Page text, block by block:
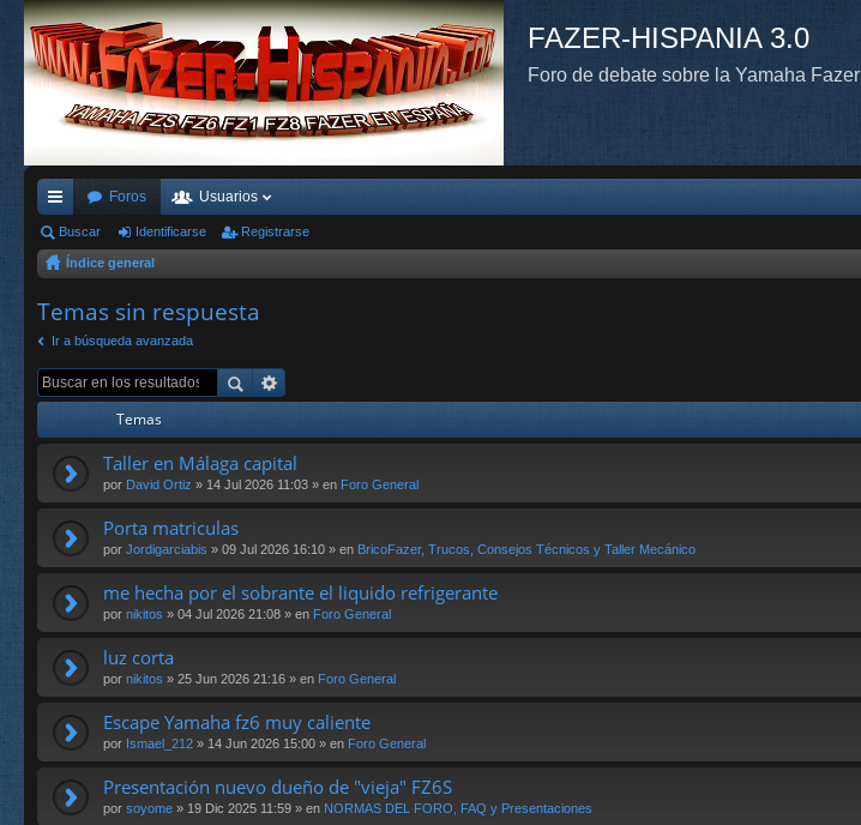
FAZER-HISPANIA 3.0
Foro de debate sobre la Yamaha Fazer
nl
ac
es
rá
pi
Foros Usuarios
Buscar Identificarse Registrarse
Índice general
Temas sin respuesta
Ir a búsqueda avanzada
Temas
Taller en Málaga capital
por David Ortiz » 14 Jul 2026 11:03 » en Foro General
Porta matriculas
por Jordigarciabis » 09 Jul 2026 16:10 » en BricoFazer, Trucos, Consejos Técnicos y Taller Mecánico
me hecha por el sobrante el liquido refrigerante
por nikitos » 04 Jul 2026 21:08 » en Foro General
luz corta
por nikitos » 25 Jun 2026 21:16 » en Foro General
Escape Yamaha fz6 muy caliente
por Ismael_212 » 14 Jun 2026 15:00 » en Foro General
Presentación nuevo dueño de "vieja" FZ6S
por soyome » 19 Dic 2025 11:59 » en NORMAS DEL FORO, FAQ y Presentaciones